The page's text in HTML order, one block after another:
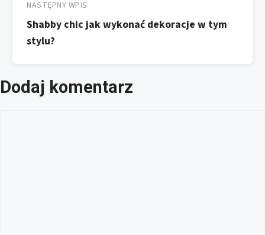
NASTĘPNY WPIS
Shabby chic jak wykonać dekoracje w tym
stylu?
Dodaj komentarz